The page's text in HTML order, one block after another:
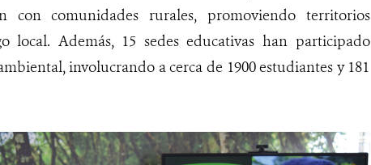
con comunidades rurales, promoviendo territorios
local. Además, 15 sedes educativas han participado
involucrando a cerca de 1900 estudiantes y 181